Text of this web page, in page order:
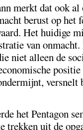
merkt dat ook al
berust op het
Het huidige
van
niet alleen de
versnelt
het Pentagon
uit de